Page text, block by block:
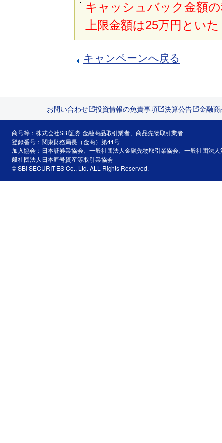
キャッシュバック金額
上限金額は25万円とい
キャンペーンへ戻る
お問い合わせ 投資情報の免責事項 決算公告 金融
商号等：株式会社SBI証券 金融商品取引業者、商品先物取引業者
登録番号：関東財務局長（金商）第44号
加入協会：日本証券業協会、一般社団法人金融先物取引業協会、一般社団法
般社団法人日本暗号資産等取引業協会
© SBI SECURITIES Co., Ltd. ALL Rights Reserved.